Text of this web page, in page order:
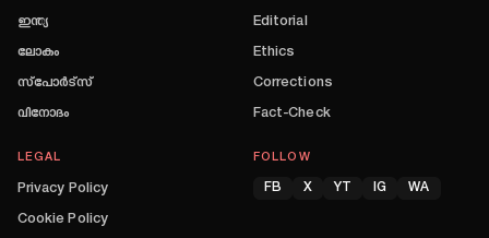
ഇന്ത്യ
ലോകം
സ്പോർട്സ്
വിനോദം
Editorial
Ethics
Corrections
Fact-Check
LEGAL
Privacy Policy
Cookie Policy
FOLLOW
FB X YT IG WA